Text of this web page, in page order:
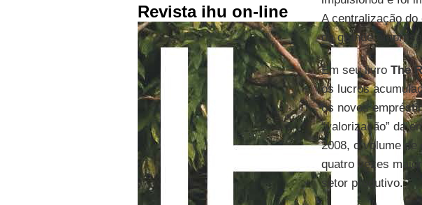
Revista ihu on-line
A centralização
da grande
Em seu livro The
os lucros
os novos
“valorização” da
2008, o volume
quatro vezes
setor produtivo.